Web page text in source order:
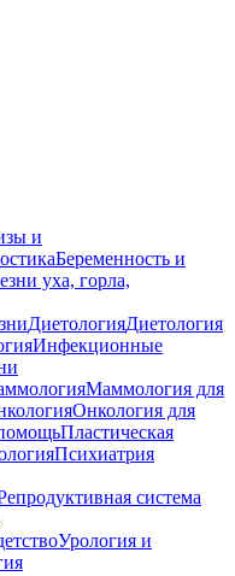
и
Беременность и
уха, горла,
ДиетологияДиетология
Инфекционные
Маммология для
Онкология для
Пластическая
Психиатрия
система
Урология и